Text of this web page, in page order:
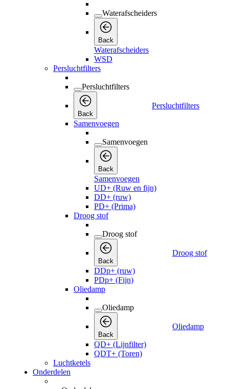
Waterafscheiders
Back
Waterafscheiders
WSD
Persluchtfilters
Persluchtfilters
Back
Persluchtfilters
Samenvoegen
Samenvoegen
Back
Samenvoegen
UD+ (Ruw en fijn)
DD+ (ruw)
PD+ (Prima)
Droog stof
Droog stof
Back
Droog stof
DDp+ (ruw)
PDp+ (Fijn)
Oliedamp
Oliedamp
Back
Oliedamp
QD+ (Lijnfilter)
QDT+ (Toren)
Luchtketels
Onderdelen